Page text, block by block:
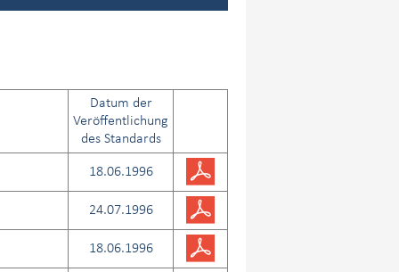
Datum der
Veröffentlichung
des Standards
18.06.1996
24.07.1996
18.06.1996